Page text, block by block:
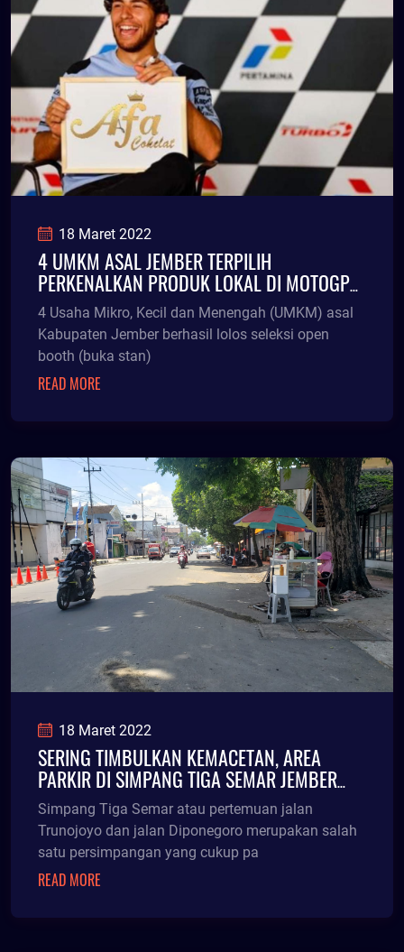
18 Maret 2022
4 UMKM ASAL JEMBER TERPILIH
PERKENALKAN PRODUK LOKAL DI MOTOGP
MANDALIKA
4 Usaha Mikro, Kecil dan Menengah (UMKM) asal
Kabupaten Jember berhasil lolos seleksi open
booth (buka stan)
READ MORE
18 Maret 2022
SERING TIMBULKAN KEMACETAN, AREA
PARKIR DI SIMPANG TIGA SEMAR JEMBER
DITATA ULANG
Simpang Tiga Semar atau pertemuan jalan
Trunojoyo dan jalan Diponegoro merupakan salah
satu persimpangan yang cukup pa
READ MORE